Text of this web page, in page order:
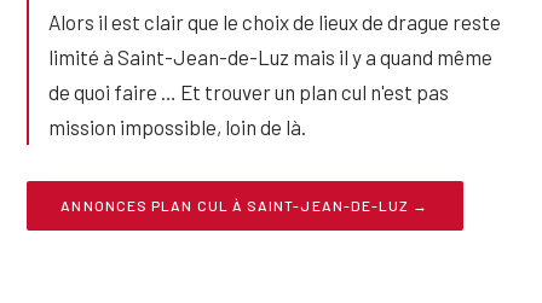
Alors il est clair que le choix de lieux de drague reste
limité à Saint-Jean-de-Luz mais il y a quand même
de quoi faire … Et trouver un plan cul n'est pas
mission impossible, loin de là.
ANNONCES PLAN CUL À SAINT-JEAN-DE-LUZ →